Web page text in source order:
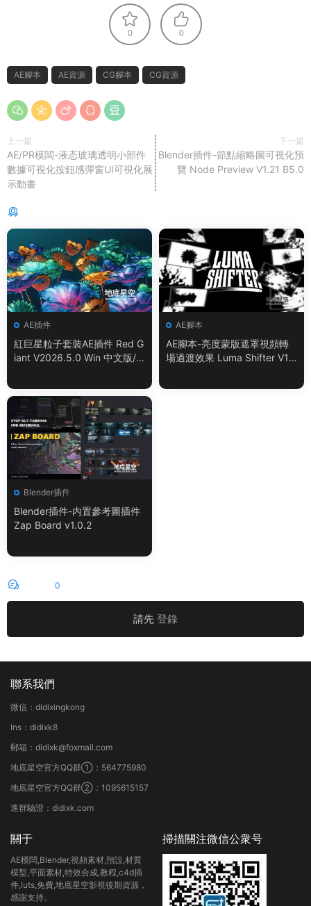
0 0
AE腳本 AE資源 CG腳本 CG資源
上一篇
AE/PR模闆-液态玻璃透明小部件
數據可視化按鈕感彈窗UI可視化展
示動畫
下一篇
Blender插件-節點縮略圖可視化預
覽 Node Preview V1.21 B5.0
AE插件
紅巨星粒子套裝AE插件 Red G
iant V2026.5.0 Win 中文版/
AE腳本
AE腳本-亮度蒙版遮罩視頻轉
場過渡效果 Luma Shifter V1.
Blender插件
Blender插件-内置參考圖插件
Zap Board v1.0.2
0
請先 登錄
聯系我們
微信：didixingkong
Ins：didixk8
郵箱：didixk@foxmail.com
地底星空官方QQ群①：564775980
地底星空官方QQ群②：1095615157
進群驗證：didixk.com
關于
AE模闆,Blender,視頻素材,預設,材質
模型,平面素材,特效合成,教程,c4d插
件,luts,免費,地底星空影視後期資源，
感謝支持。
掃描關注微信公衆号